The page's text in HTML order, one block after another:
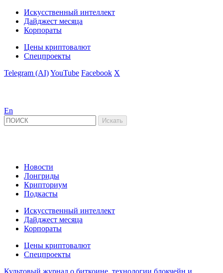
Искусственный интеллект
Дайджест месяца
Корпораты
Цены криптовалют
Спецпроекты
Telegram (AI)YouTube Facebook X
En
Новости
Лонгриды
Крипториум
Подкасты
Искусственный интеллект
Дайджест месяца
Корпораты
Цены криптовалют
Спецпроекты
Культовый журнал о биткоине, технологии блокчейн и